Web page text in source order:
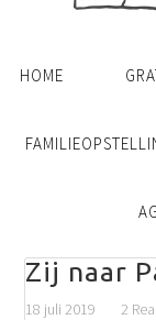
HOME
Zij naar
18 juli 2019 2